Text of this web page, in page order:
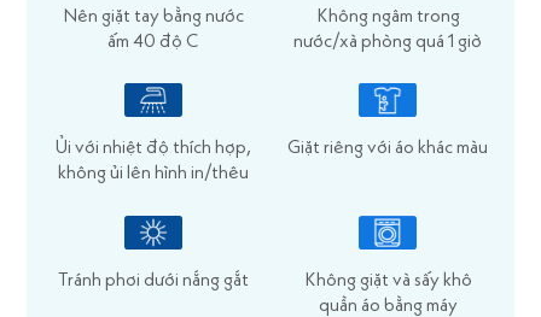
Nên giặt tay bằng nước
ấm 40 độ C
Không ngâm trong
nước/xà phòng quá 1 giờ
Ủi với nhiệt độ thích hợp,
không ủi lên hình in/thêu
Giặt riêng với áo khác màu
Tránh phơi dưới nắng gắt
Không giặt và sấy khô
quần áo bằng máy